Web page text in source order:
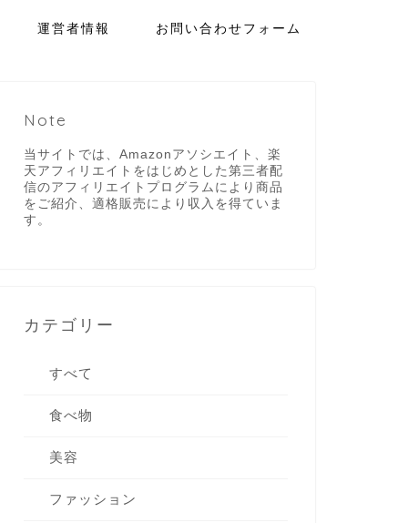
運営者情報 お問い合わせフォーム
Note
当サイトでは、Amazonアソシエイト、楽
天アフィリエイトをはじめとした第三者配
信のアフィリエイトプログラムにより商品
をご紹介、適格販売により収入を得ていま
す。
カテゴリー
すべて
食べ物
美容
ファッション